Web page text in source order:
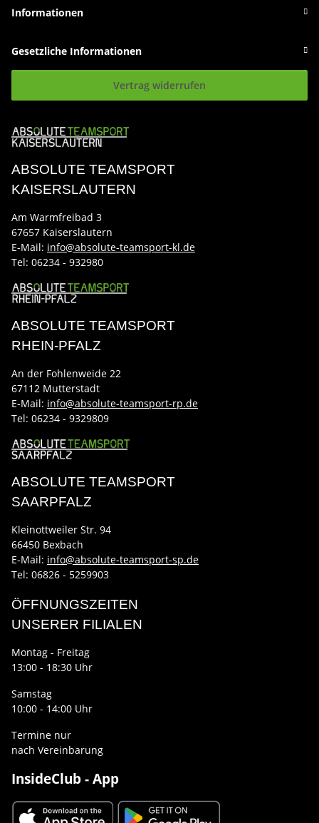
Informationen
Gesetzliche Informationen
Vertrag widerrufen
ABSOLUTE TEAMSPORT
KAISERSLAUTERN
Am Warmfreibad 3
67657 Kaiserslautern
E-Mail: info@absolute-teamsport-kl.de
Tel: 06234 - 932980
ABSOLUTE TEAMSPORT
RHEIN-PFALZ
An der Fohlenweide 22
67112 Mutterstadt
E-Mail: info@absolute-teamsport-rp.de
Tel: 06234 - 9329809
ABSOLUTE TEAMSPORT
SAARPFALZ
Kleinottweiler Str. 94
66450 Bexbach
E-Mail: info@absolute-teamsport-sp.de
Tel: 06826 - 5259903
ÖFFNUNGSZEITEN
UNSERER FILIALEN
Montag - Freitag
13:00 - 18:30 Uhr
Samstag
10:00 - 14:00 Uhr
Termine nur
nach Vereinbarung
InsideClub - App